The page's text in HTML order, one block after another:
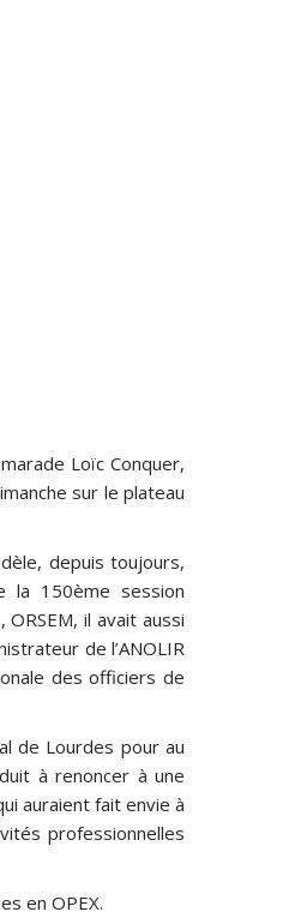
Loïc Conquer,
sur le plateau
depuis toujours,
la 150ème session
il avait aussi
de l’ANOLIR
des officiers de
de Lourdes pour au
à renoncer à une
auraient fait envie à
professionnelles
en OPEX.